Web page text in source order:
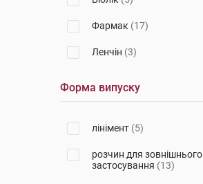
Nailner(2)
B.Braun (1)
Biotrade(1)
Фармак (17)
Ленчін (3)
Лізофарм Медікал(2)
Бланідас(13)
Красота та Здоров'я(2)
Форма випуску
лінімент (5)
розчин для зовнішнього
застосування (13)